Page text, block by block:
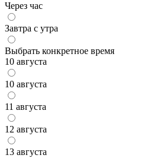
Через час
Завтра с утра
Выбрать конкретное время
10 августа
10 августа
11 августа
12 августа
13 августа